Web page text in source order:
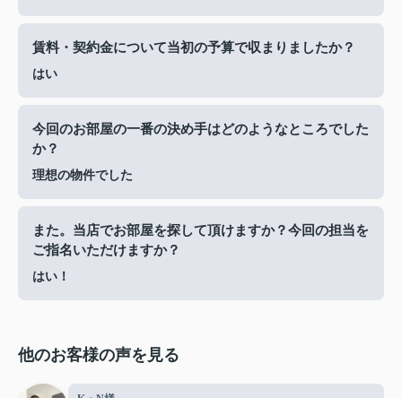
賃料・契約金について当初の予算で収まりましたか？
はい
今回のお部屋の一番の決め手はどのようなところでした
か？
理想の物件でした
また。当店でお部屋を探して頂けますか？今回の担当を
ご指名いただけますか？
はい！
他のお客様の声を見る